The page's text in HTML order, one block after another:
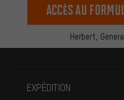
Herbert,
Accès au
EXPÉDITION